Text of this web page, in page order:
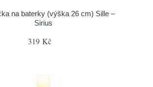
na baterky (výška 26 cm) Sille –
Sirius
319 Kč